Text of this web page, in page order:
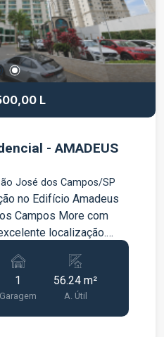
L
- AMADEUS
José dos Campos/SP
no Edifício Amadeus
More com
localização.
para quem busca um
com ambientes
os principais itens do
com geladeira e
1
Garagem
56.24 m²
A. Útil